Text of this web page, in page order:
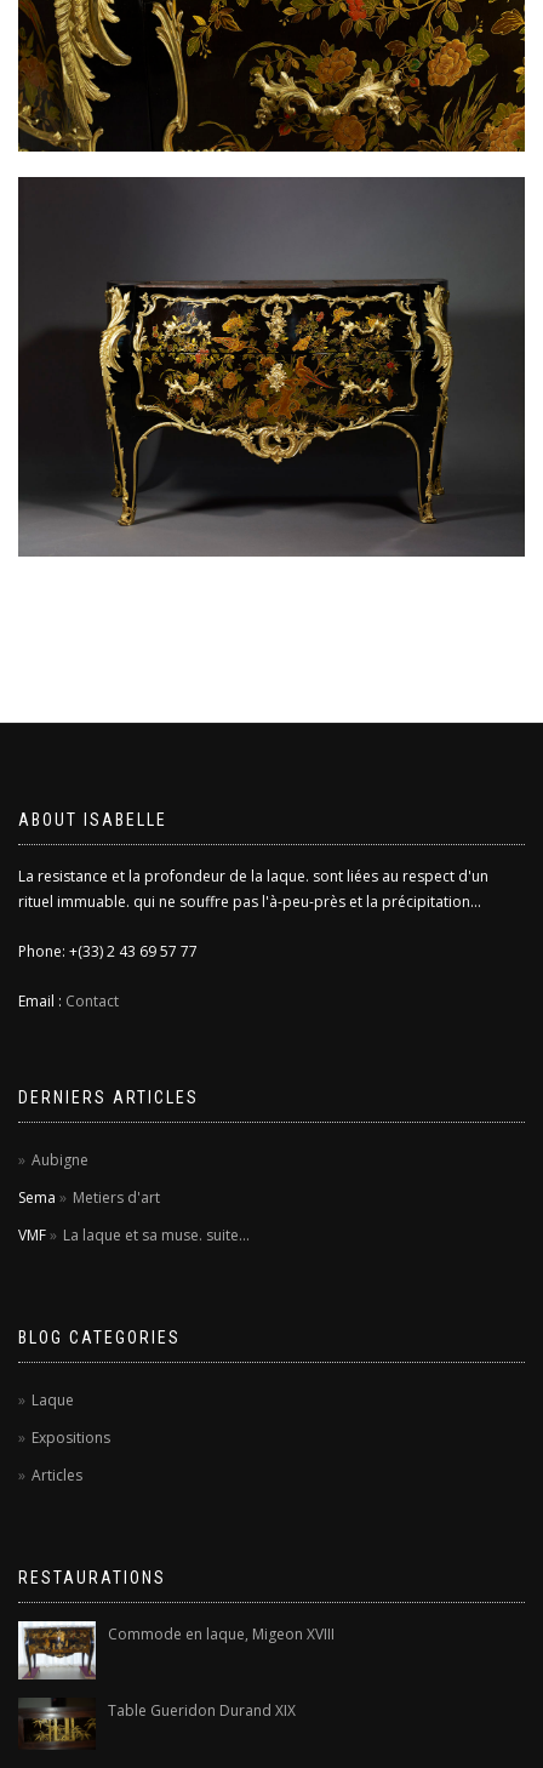
ABOUT ISABELLE
La resistance et la profondeur de la laque. sont liées au respect d'un
rituel immuable. qui ne souffre pas l'à-peu-près et la précipitation...
Phone: +(33) 2 43 69 57 77
Email : Contact
DERNIERS ARTICLES
Aubigne
Sema
Metiers d'art
VMF
La laque et sa muse. suite...
BLOG CATEGORIES
Laque
Expositions
Articles
RESTAURATIONS
Commode en laque, Migeon XVIII
Table Gueridon Durand XIX